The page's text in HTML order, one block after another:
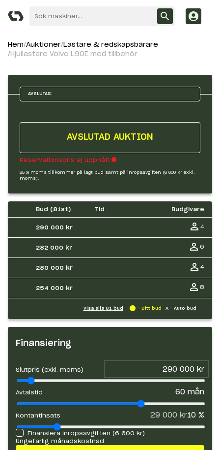
Hem Auktioner Lastare & redskapsbärare
Hjullastare Volvo L90E med tillbehör
AVSLUTAS:
AVSLUTAD AUKTION
Reservationspris ej uppnått
25 % moms tillkommer på lagt bud samt på inropsavgiften (6 600 kr exkl.
moms).
Bud (81st) Tid Budgivare
290 000 kr 4
282 000 kr 6
280 000 kr 4
254 000 kr 8
Visa alla 81 bud = Ditt bud A = Auto bud
Finansiering
Slutpris (exkl. moms)
Avtalstid 60 mån
Kontantinsats 29 000 kr10 %
Finansiera inropsavgiften (6 600 kr)
Ungefärlig månadskostnad